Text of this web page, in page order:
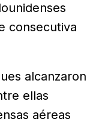
consecutiva
alcanzaron
ellas
aéreas